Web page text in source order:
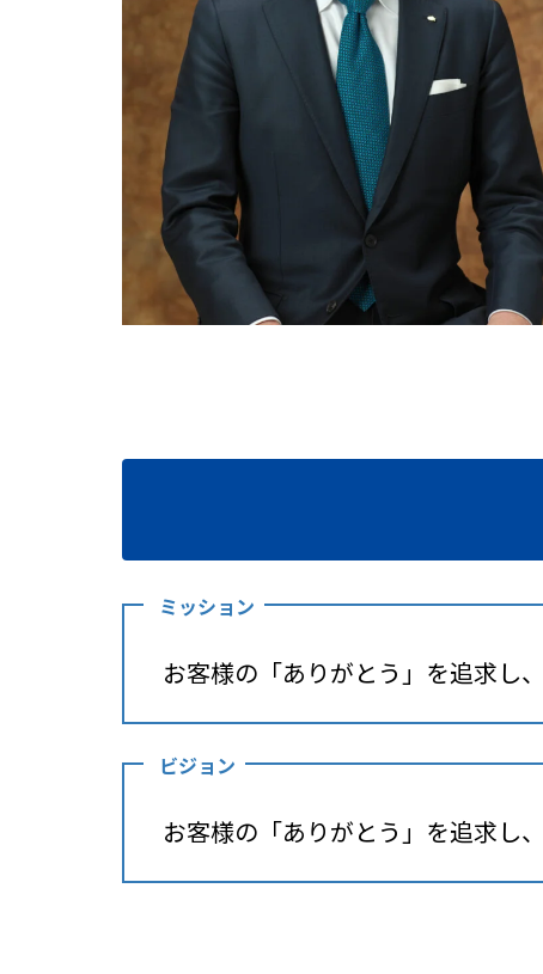
ミッション
お客様の「ありがとう」を追求し
ビジョン
お客様の「ありがとう」を追求し